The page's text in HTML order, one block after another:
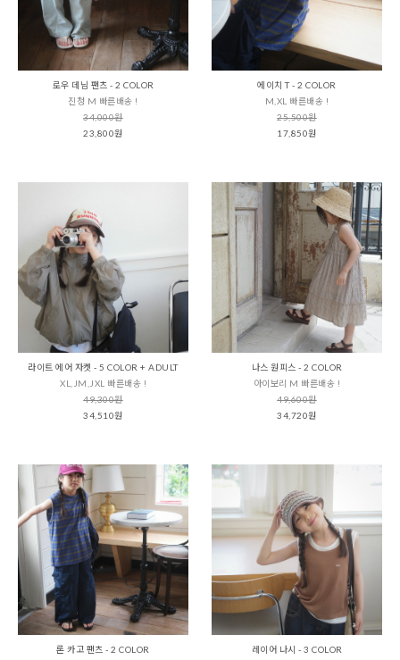
로우 데님 팬츠 - 2 COLOR
진청 M 빠른배송 !
34,000원
23,800원
에이치 T - 2 COLOR
M,XL 빠른배송 !
25,500원
17,850원
라이트 에어 자켓 - 5 COLOR + ADULT
XL,JM,JXL 빠른배송 !
49,300원
34,510원
나스 원피스 - 2 COLOR
아이보리 M 빠른배송 !
49,600원
34,720원
론 카고 팬츠 - 2 COLOR
레이어 나시 - 3 COLOR